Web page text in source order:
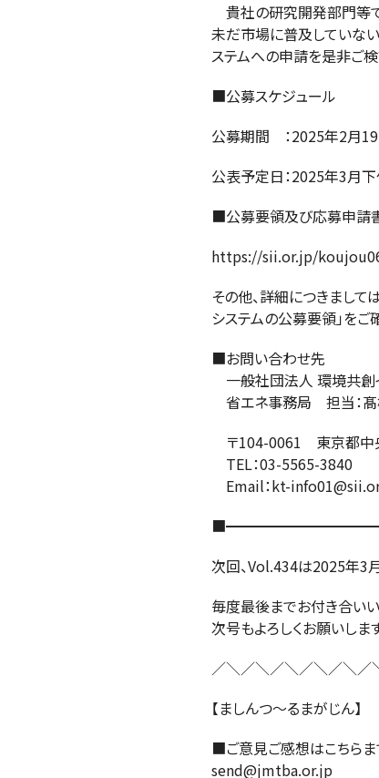
貴社の研究開発部門等で
未だ市場に普及していな
ステムへの申請を是非ご検
■公募スケジュール
公募期間 ：2025年2月19
公表予定日：2025年3月
■公募要領及び応募申請
https://sii.or.jp/
その他、詳細につきまして
システムの公募要領」をご
■お問い合わせ先
一般社団法人 環境共
省エネ事務局 担当：髙
〒104-0061 東京都中
TEL：03-5565-3840
Email：kt-
次回、Vol.434は2025年3
毎度最後までお付き合いい
次号もよろしくお願いし
／＼／＼／＼／＼／＼
【ましんつ～るまがじん】
■ご意見ご感想はこちらま
send@jmtba.or.jp